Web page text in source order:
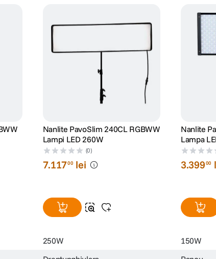
Nanlite PavoSlim 240CL RGBWW
Lampi LED 260W
(0)
7.11700 lei
Nanlite
Lampa
3.39900
250W 150W